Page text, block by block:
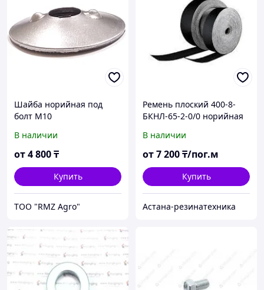
Шайба норийная под
болт М10
В наличии
от4 800₸
Купить
ТОО "RMZ Agro"
Ремень плоский 400-8-
БКНЛ-65-2-0/0 норийная
В наличии
от7 200₸/пог.м
Купить
Астана-резинатехника